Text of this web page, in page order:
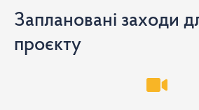
Заплановані заходи
проєкту